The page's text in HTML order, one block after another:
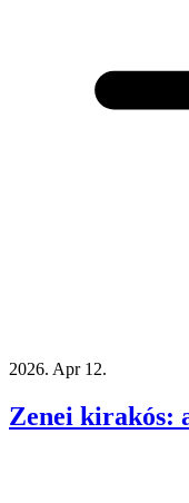
2026. Apr 12.
Zenei kirakós: